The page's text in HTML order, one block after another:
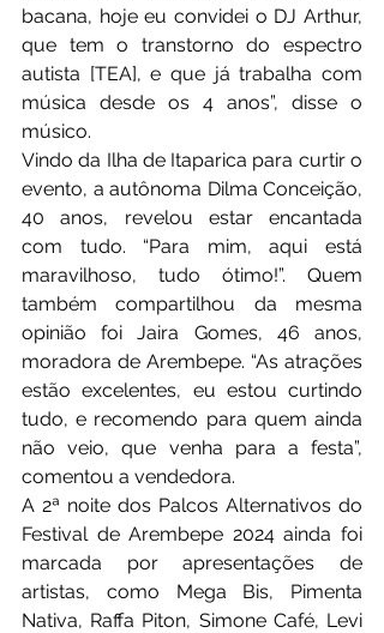
bacana, hoje eu convidei o DJ Arthur,
que tem o transtorno do espectro
autista [TEA], e que já trabalha com
música desde os 4 anos”, disse o
músico.
Vindo da Ilha de Itaparica para curtir o
evento, a autônoma Dilma Conceição,
40 anos, revelou estar encantada
com tudo. “Para mim, aqui está
maravilhoso, tudo ótimo!”. Quem
também compartilhou da mesma
opinião foi Jaira Gomes, 46 anos,
moradora de Arembepe. “As atrações
estão excelentes, eu estou curtindo
tudo, e recomendo para quem ainda
não veio, que venha para a festa”,
comentou a vendedora.
A 2ª noite dos Palcos Alternativos do
Festival de Arembepe 2024 ainda foi
marcada por apresentações de
artistas, como Mega Bis, Pimenta
Nativa, Raffa Piton, Simone Café, Levi